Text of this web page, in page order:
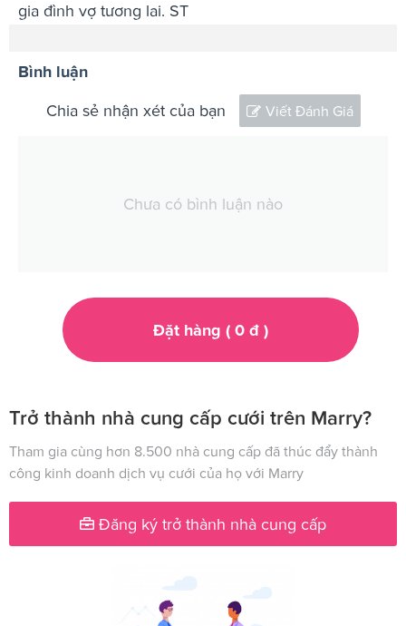
gia đình vợ tương lai. ST
Bình luận
Chia sẻ nhận xét của bạn Viết Đánh Giá
Chưa có bình luận nào
Đặt hàng ( 0đ )
Trở thành nhà cung cấp cưới trên Marry?
Tham gia cùng hơn 8.500 nhà cung cấp đã thúc đẩy thành
công kinh doanh dịch vụ cưới của họ với Marry
Đăng ký trở thành nhà cung cấp